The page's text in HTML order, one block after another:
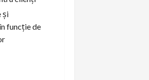
și
funcție de